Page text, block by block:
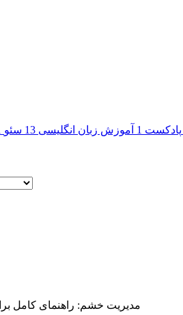
پادکست 1 آموزش زبان انگلیسی 13 سئو